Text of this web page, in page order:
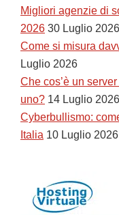
Migliori agenzie di
2026 30 Luglio 2026
Come si misura
Luglio 2026
Che cos’è un
uno? 14 Luglio 2026
Cyberbullismo:
Italia 10 Luglio 2026